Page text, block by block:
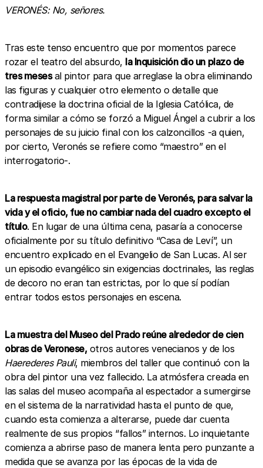
VERONÉS: No, señores.
Tras este tenso encuentro que por momentos parece
rozar el teatro del absurdo, la Inquisición dio un plazo de
tres mesesal pintor para que arreglase la obra eliminando
las figuras y cualquier otro elemento o detalle que
contradijese la doctrina oficial de la Iglesia Católica, de
forma similar a cómo se forzó a Miguel Ángel a cubrir a los
personajes de su juicio final con los calzoncillos -a quien,
por cierto, Veronés se refiere como “maestro” en el
interrogatorio-.
La respuesta magistral por parte de Veronés, para salvar la
vida y el oficio, fue no cambiar nada del cuadro excepto el
título. En lugar de una última cena, pasaría a conocerse
oficialmente por su título definitivo “Casa de Leví”, un
encuentro explicado en el Evangelio de San Lucas. Al ser
un episodio evangélico sin exigencias doctrinales, las reglas
de decoro no eran tan estrictas, por lo que sí podían
entrar todos estos personajes en escena.
La muestra del Museo del Prado reúne alrededor de cien
obras de Veronese,otros autores venecianos y de los
Haerederes Pauli, miembros del taller que continuó con la
obra del pintor una vez fallecido. La atmósfera creada en
las salas del museo acompaña al espectador a sumergirse
en el sistema de la narratividad hasta el punto de que,
cuando esta comienza a alterarse, puede dar cuenta
realmente de sus propios “fallos” internos. Lo inquietante
comienza a abrirse paso de manera lenta pero punzante a
medida que se avanza por las épocas de la vida de